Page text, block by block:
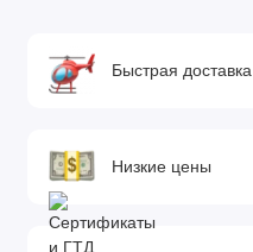
Быстрая доставка
Низкие цены